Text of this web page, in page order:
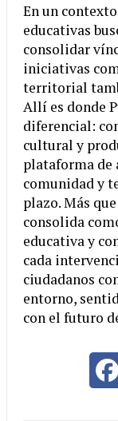
En un
educativas
consolidar
iniciativas
territorial
Allí es donde
diferencial:
cultural y
plataforma de
comunidad y
plazo. Más
consolida
educativa y
cada
ciudadanos
entorno,
con el futuro